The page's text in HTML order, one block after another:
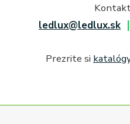
ledlux@ledlux.sk |
Prezrite si